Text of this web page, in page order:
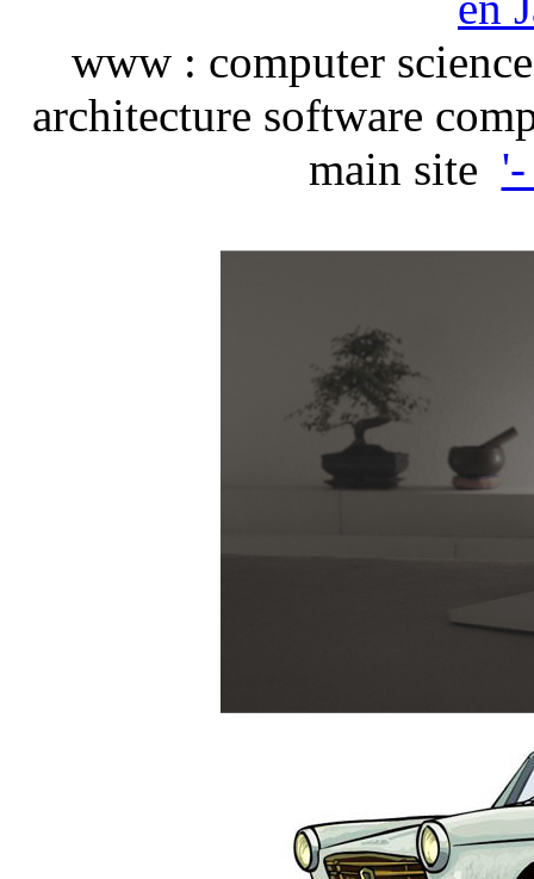
www : computer
architecture software
main site